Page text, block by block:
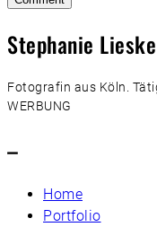
Stephanie
Fotografin aus Köln.
WERBUNG
–
Home
Portfolio